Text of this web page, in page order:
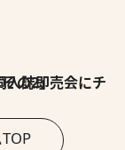
ャレンジ その2」